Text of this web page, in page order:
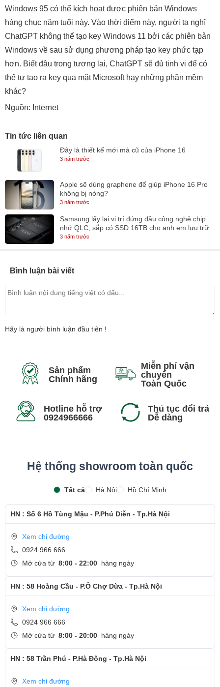
Windows 95 có thể kích hoạt được phiên bản Windows
hàng chục năm tuổi này. Vào thời điểm này, người ta nghĩ
ChatGPT không thể tạo key Windows 11 bởi các phiên bản
Windows về sau sử dụng phương pháp tạo key phức tạp
hơn. Biết đâu trong tương lai, ChatGPT sẽ đủ tinh vi để có
thể tự tạo ra key qua mặt Microsoft hay những phần mềm
khác?
Nguồn: Internet
Tin tức liên quan
Đây là thiết kế mới mà cũ của iPhone 16
3 năm trước
Apple sẽ dùng graphene để giúp iPhone 16 Pro
không bị nóng?
3 năm trước
Samsung lấy lại vị trí đứng đầu công nghệ chip
nhớ QLC, sắp có SSD 16TB cho anh em lưu trữ
3 năm trước
Bình luận bài viết
Hãy là người bình luận đầu tiên !
Sản phẩm
Chính hãng
Miễn phí vận
chuyển
Toàn Quốc
Hotline hỗ trợ
0924966666
Thủ tục đổi trả
Dễ dàng
Hệ thống showroom toàn quốc
Tất cả Hà Nội Hồ Chí Minh
HN : Số 6 Hồ Tùng Mậu - P.Phú Diễn - Tp.Hà Nội
Xem chỉ đường
0924 966 666
Mở cửa từ 8:00 - 22:00 hàng ngày
HN : 58 Hoàng Cầu - P.Ô Chợ Dừa - Tp.Hà Nội
Xem chỉ đường
0924 966 666
Mở cửa từ 8:00 - 20:00 hàng ngày
HN : 58 Trần Phú - P.Hà Đông - Tp.Hà Nội
Xem chỉ đường